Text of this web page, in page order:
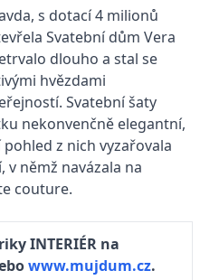
s dotací 4 milionů
Svatební dům Vera
dlouho a stal se
hvězdami
Svatební šaty
nekonvenčně elegantní,
z nich vyzařovala
němž navázala na
couture.
INTERIÉR na
www.mujdum.cz.